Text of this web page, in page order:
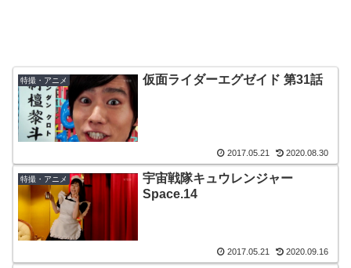
特撮・アニメ 仮面ライダーエグゼイド 第31話
2017.05.21 2020.08.30
特撮・アニメ
宇宙戦隊キュウレンジャー
Space.14
2017.05.21 2020.09.16